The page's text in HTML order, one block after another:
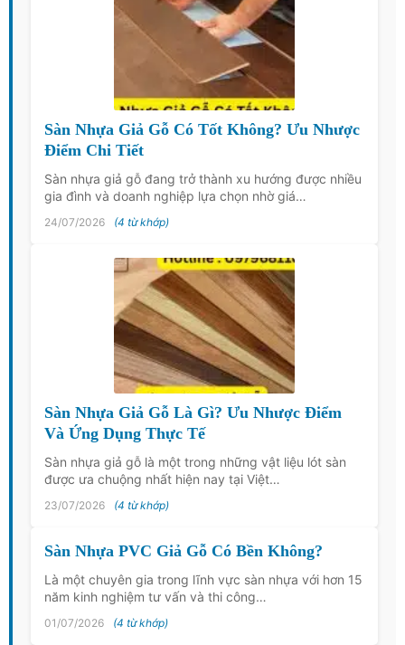
Sàn Nhựa Giả Gỗ Có Tốt Không? Ưu Nhược
Điểm Chi Tiết
Sàn nhựa giả gỗ đang trở thành xu hướng được nhiều
gia đình và doanh nghiệp lựa chọn nhờ giá…
24/07/2026 (4 từ khớp)
Sàn Nhựa Giả Gỗ Là Gì? Ưu Nhược Điểm
Và Ứng Dụng Thực Tế
Sàn nhựa giả gỗ là một trong những vật liệu lót sàn
được ưa chuộng nhất hiện nay tại Việt…
23/07/2026 (4 từ khớp)
Sàn Nhựa PVC Giả Gỗ Có Bền Không?
Là một chuyên gia trong lĩnh vực sàn nhựa với hơn 15
năm kinh nghiệm tư vấn và thi công…
01/07/2026 (4 từ khớp)